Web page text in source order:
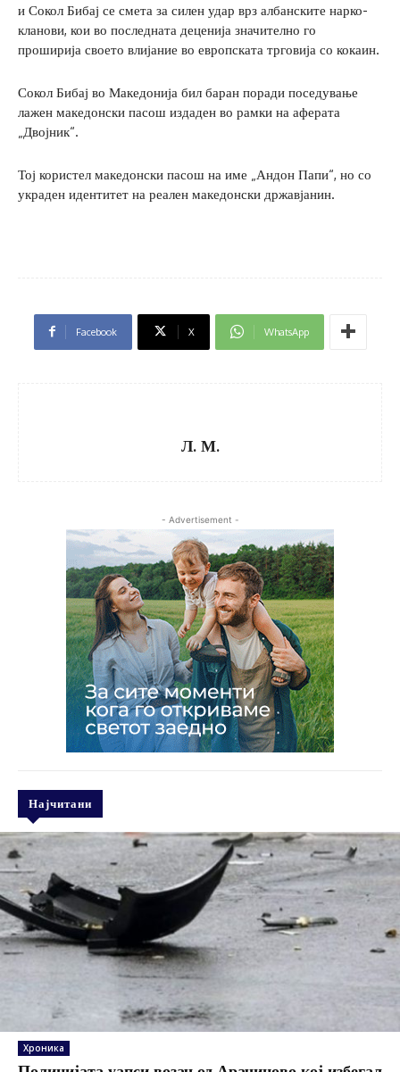
и Сокол Бибај се смета за силен удар врз албанските нарко-
кланови, кои во последната деценија значително го
проширија своето влијание во европската трговија со кокаин.
Сокол Бибај во Македонија бил баран поради поседување
лажен македонски пасош издаден во рамки на аферата
„Двојник“.
Тој користел македонски пасош на име „Андон Папи“, но со
украден идентитет на реален македонски државјанин.
Facebook X WhatsApp
Л. М.
- Advertisement -
Најчитани
Хроника